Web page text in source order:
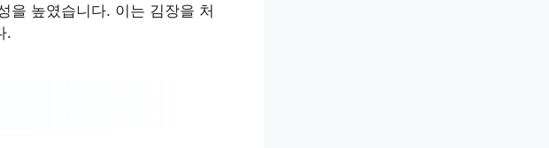
을 높였습니다. 이는 김장을 처
.